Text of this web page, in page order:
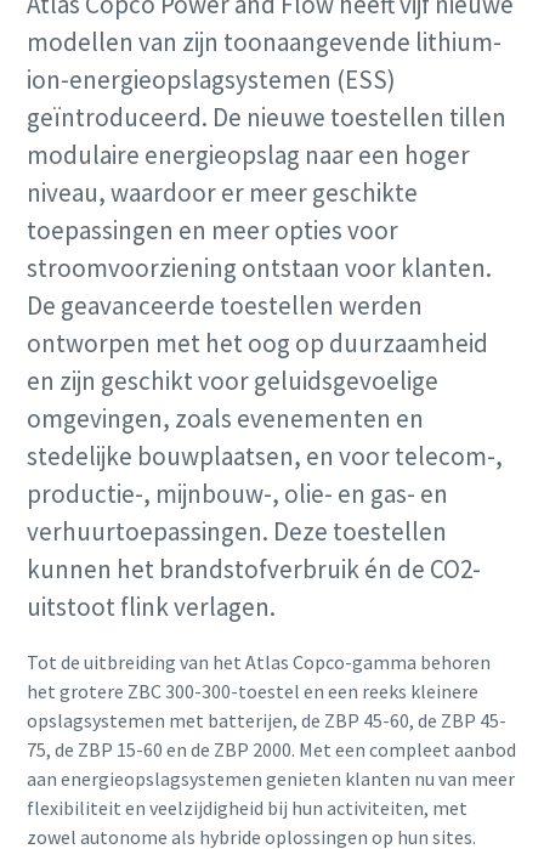
Geniet van extra kracht
Koop een mobiele compressor en ontvang één of twee
gratis tools
Ontdek meer
modellen van zijn toonaangevende lithium-
ion-energieopslagsystemen (ESS)
geïntroduceerd. De nieuwe toestellen tillen
modulaire energieopslag naar een hoger
niveau, waardoor er meer geschikte
toepassingen en meer opties voor
stroomvoorziening ontstaan voor klanten.
De geavanceerde toestellen werden
ontworpen met het oog op duurzaamheid
en zijn geschikt voor geluidsgevoelige
omgevingen, zoals evenementen en
stedelijke bouwplaatsen, en voor telecom-,
productie-, mijnbouw-, olie- en gas- en
verhuurtoepassingen. Deze toestellen
kunnen het brandstofverbruik én de CO2-
uitstoot flink verlagen.
Tot de uitbreiding van het Atlas Copco-gamma behoren
het grotere ZBC 300-300-toestel en een reeks kleinere
opslagsystemen met batterijen, de ZBP 45-60, de ZBP 45-
75, de ZBP 15-60 en de ZBP 2000. Met een compleet aanbod
aan energieopslagsystemen genieten klanten nu van meer
flexibiliteit en veelzijdigheid bij hun activiteiten, met
zowel autonome als hybride oplossingen op hun sites.